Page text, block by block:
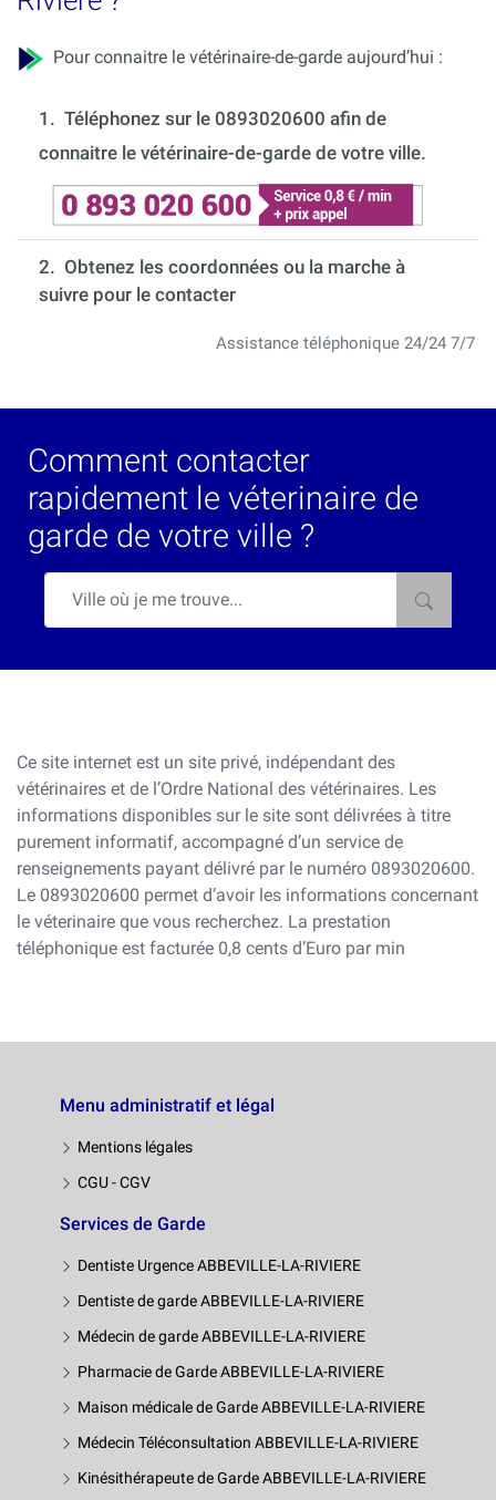
Pour connaitre le vétérinaire-de-garde aujourd’hui :
1. Téléphonez sur le 0893020600 afin de
connaitre le vétérinaire-de-garde de votre ville.
2. Obtenez les coordonnées ou la marche à
suivre pour le contacter
Assistance téléphonique 24/24 7/7
Comment contacter
rapidement le véterinaire de
garde de votre ville ?
Ce site internet est un site privé, indépendant des
vétérinaires et de l’Ordre National des vétérinaires. Les
informations disponibles sur le site sont délivrées à titre
purement informatif, accompagné d’un service de
renseignements payant délivré par le numéro 0893020600.
Le 0893020600 permet d’avoir les informations concernant
le véterinaire que vous recherchez. La prestation
téléphonique est facturée 0,8 cents d’Euro par min
Menu administratif et légal
Mentions légales
CGU - CGV
Services de Garde
Dentiste Urgence ABBEVILLE-LA-RIVIERE
Dentiste de garde ABBEVILLE-LA-RIVIERE
Médecin de garde ABBEVILLE-LA-RIVIERE
Pharmacie de Garde ABBEVILLE-LA-RIVIERE
Maison médicale de Garde ABBEVILLE-LA-RIVIERE
Médecin Téléconsultation ABBEVILLE-LA-RIVIERE
Kinésithérapeute de Garde ABBEVILLE-LA-RIVIERE